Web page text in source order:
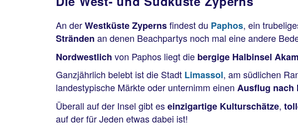
An derWestküste Zypernsfindest du Paphos, ein
Stränden an denen Beachpartys noch mal eine andere
Nordwestlich von Paphos liegt die bergige Halbinsel
Ganzjährlich belebt ist die Stadt Limassol, am südlichen
landestypische Märkte oder unternimm einen Ausflug nach
Überall auf der Insel gibt eseinzigartige Kulturschätze,
auf der für Jeden etwas dabei ist!